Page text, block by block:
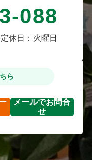
088
休日：火曜日
ら
メールでお問合
せ